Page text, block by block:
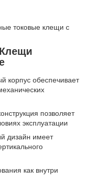
токовые клещи с
корпус обеспечивает
позволяет
эксплуатации
дизайн имеет
как внутри